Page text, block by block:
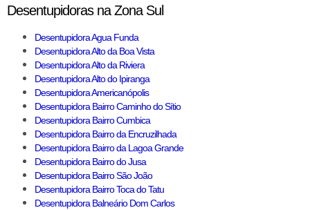
Desentupidoras na Zona Sul
Desentupidora Agua Funda
Desentupidora Alto da Boa Vista
Desentupidora Alto da Riviera
Desentupidora Alto do Ipiranga
Desentupidora Americanópolis
Desentupidora Bairro Caminho do Sítio
Desentupidora Bairro Cumbica
Desentupidora Bairro da Encruzilhada
Desentupidora Bairro da Lagoa Grande
Desentupidora Bairro do Jusa
Desentupidora Bairro São João
Desentupidora Bairro Toca do Tatu
Desentupidora Balneário Dom Carlos